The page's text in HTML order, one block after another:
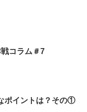
コラム＃7
ポイントは？その①